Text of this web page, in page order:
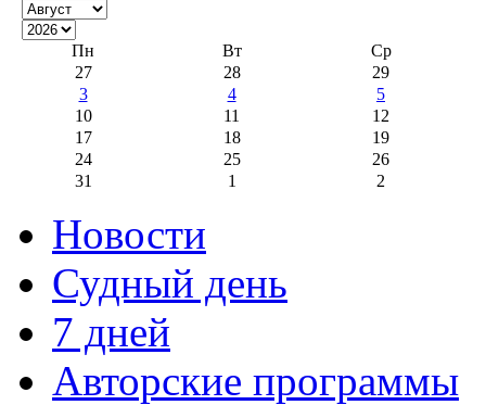
Пн Вт
Ср
27
28
29
3
4
5
10
11
12
17
18
19
24
25
26
31
1 2
Новости
Судный день
7 дней
Авторские программы